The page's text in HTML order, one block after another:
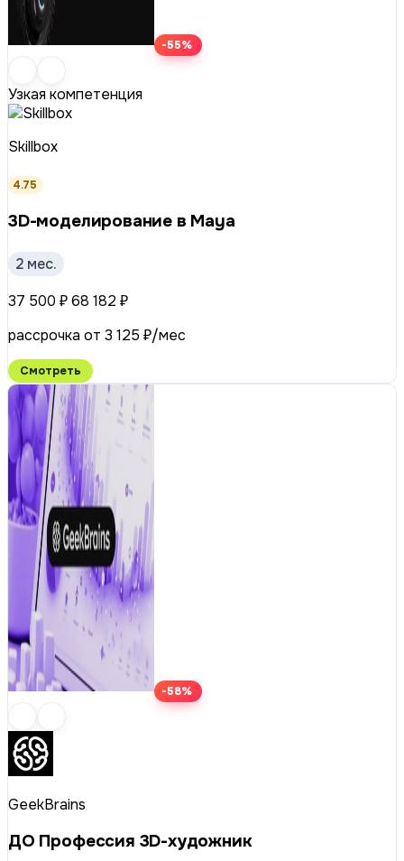
-55%
Узкая компетенция
Skillbox
4.75
3D-моделирование в Maya
2 мес.
37 500 ₽68 182 ₽
рассрочка от 3 125 ₽/мес
Смотреть
-58%
GeekBrains
ДО Профессия 3D-художник